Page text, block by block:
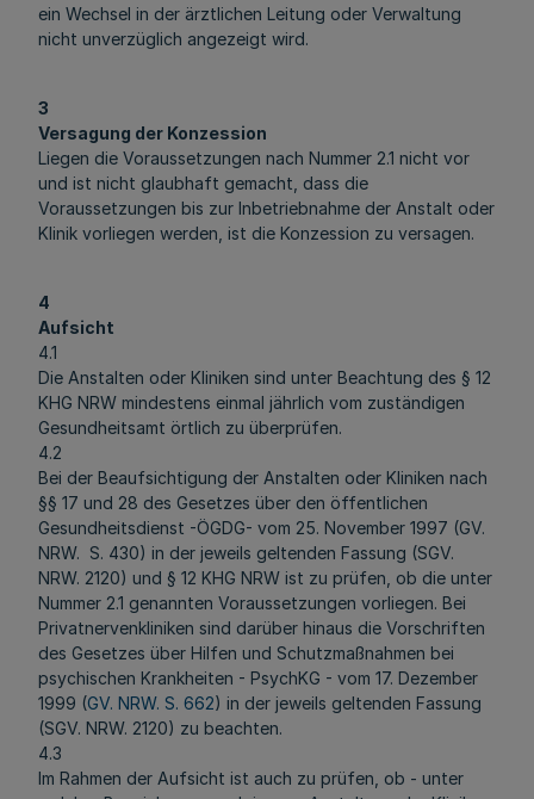
ein Wechsel in der ärztlichen Leitung oder Verwaltung
nicht unverzüglich angezeigt wird.
3
Versagung der Konzession
Liegen die Voraussetzungen nach Nummer 2.1 nicht vor
und ist nicht glaubhaft gemacht, dass die
Voraussetzungen bis zur Inbetriebnahme der Anstalt oder
Klinik vorliegen werden, ist die Konzession zu versagen.
4
Aufsicht
4.1
Die Anstalten oder Kliniken sind unter Beachtung des § 12
KHG NRW mindestens einmal jährlich vom zuständigen
Gesundheitsamt örtlich zu überprüfen.
4.2
Bei der Beaufsichtigung der Anstalten oder Kliniken nach
§§ 17 und 28 des Gesetzes über den öffentlichen
Gesundheitsdienst -ÖGDG- vom 25. November 1997 (GV.
NRW. S. 430) in der jeweils geltenden Fassung (SGV.
NRW. 2120) und § 12 KHG NRW ist zu prüfen, ob die unter
Nummer 2.1 genannten Voraussetzungen vorliegen. Bei
Privatnervenkliniken sind darüber hinaus die Vorschriften
des Gesetzes über Hilfen und Schutzmaßnahmen bei
psychischen Krankheiten - PsychKG - vom 17. Dezember
1999 (GV. NRW. S. 662) in der jeweils geltenden Fassung
(SGV. NRW. 2120) zu beachten.
4.3
Im Rahmen der Aufsicht ist auch zu prüfen, ob - unter